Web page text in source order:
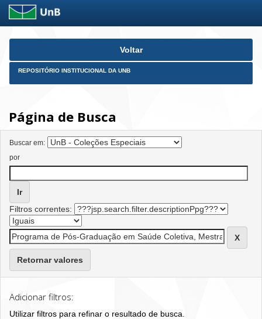
Skip
Voltar
REPOSITÓRIO INSTITUCIONAL DA UNB
Página de Busca
Buscar em:
por
Filtros correntes:
Retornar valores
Adicionar filtros:
Utilizar filtros para refinar o resultado de busca.